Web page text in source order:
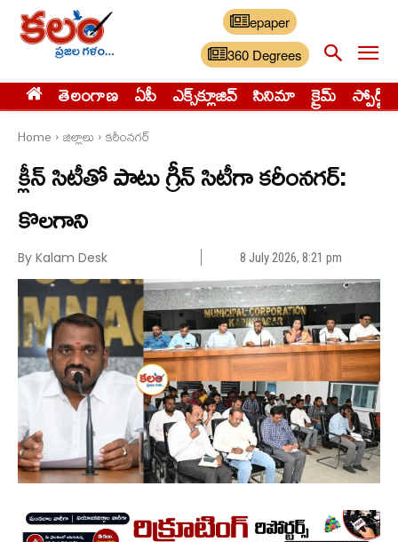
epaper
360 Degrees
తెలంగాణ ఏపీ ఎక్స్‌క్లూజివ్‌ సినిమా క్రైమ్ స్పోర్ట్స్
Home జిల్లాలు కరీంనగర్
క్లీన్ సిటీతో పాటు గ్రీన్ సిటీగా కరీంనగర్:
కొలగాని
By Kalam Desk 8 July 2026, 8:21 pm